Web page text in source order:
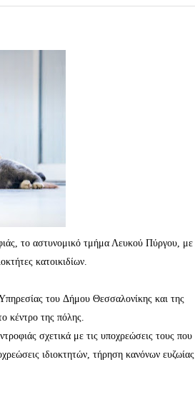
το αστυνομικό τμήμα Λευκού Πύργου, με
κατοικιδίων.
του Δήμου Θεσσαλονίκης και της
κέντρο της πόλης.
σχετικά με τις υποχρεώσεις τους που
ιδιοκτητών, τήρηση κανόνων ευζωίας